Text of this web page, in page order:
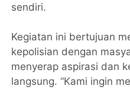
sendiri.
Kegiatan ini bertujuan
kepolisian dengan
menyerap aspirasi dan
langsung. “Kami ingin